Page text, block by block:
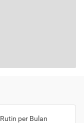
Rutin per Bulan